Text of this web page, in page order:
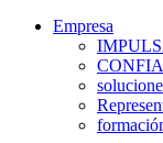
Empresa